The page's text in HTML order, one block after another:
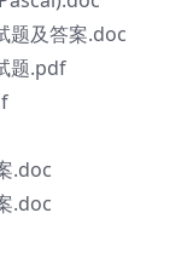
题及答案.doc
题.pdf
.doc
.doc